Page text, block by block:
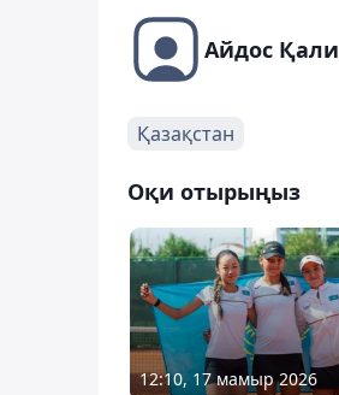
Айдос Қали
Қазақстан
Оқи отырыңыз
12:10, 17 мамыр 2026